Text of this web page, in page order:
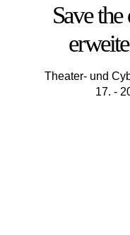
Save
Theater- und
17. -